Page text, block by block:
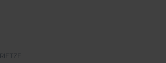
RIETZE